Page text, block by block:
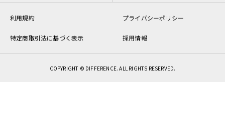
利用規約 プライバシーポリシー
特定商取引法に基づく表示 採用情報
COPYRIGHT © DIFFERENCE. ALL RIGHTS RESERVED.